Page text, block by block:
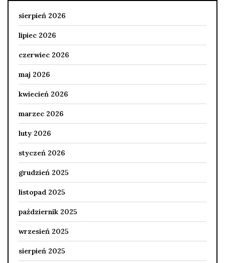
sierpień 2026
lipiec 2026
czerwiec 2026
maj 2026
kwiecień 2026
marzec 2026
luty 2026
styczeń 2026
grudzień 2025
listopad 2025
październik 2025
wrzesień 2025
sierpień 2025